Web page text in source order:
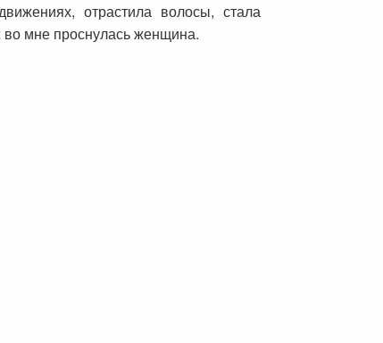
отрастила волосы, стала
мне проснулась женщина.